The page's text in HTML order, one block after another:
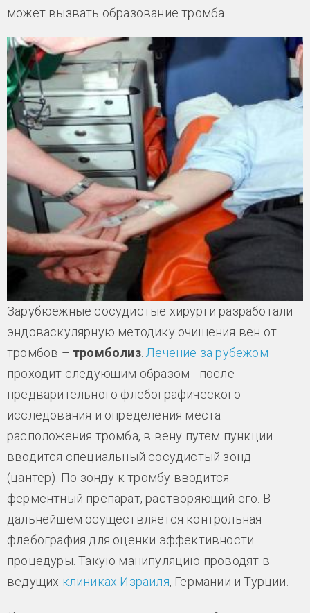
может вызвать образование тромба.
Зарубюежные сосудистые хирурги разработали
эндоваскулярную методику очищения вен от
тромбов – тромболиз.Лечение за рубежом
проходит следующим образом - после
предварительного флебографического
исследования и определения места
расположения тромба, в вену путем пункции
вводится специальный сосудистый зонд
(цантер). По зонду к тромбу вводится
ферментный препарат, растворяющий его. В
дальнейшем осуществляется контрольная
флебография для оценки эффективности
процедуры. Такую манипуляцию проводят в
ведущих клиниках Израиля, Германии и Турции.